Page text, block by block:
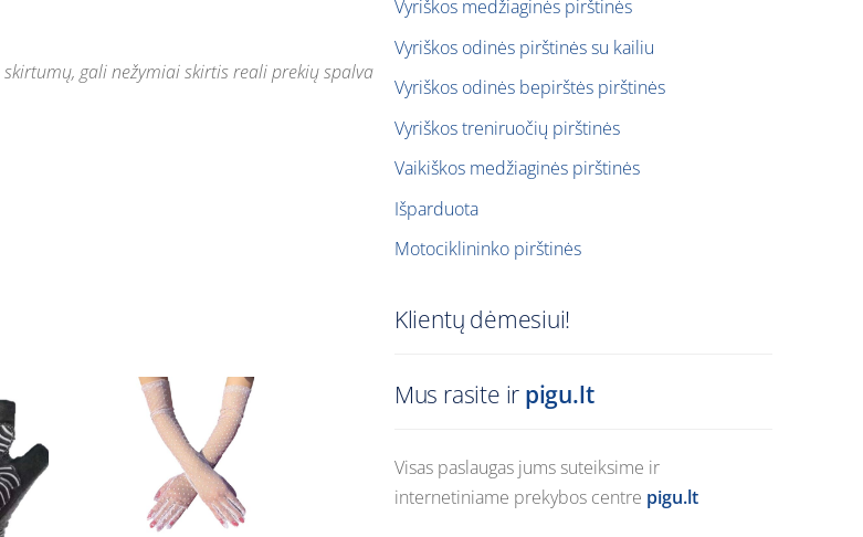
Vyriškos medžiaginės pirštinės
Vyriškos odinės pirštinės su kailiu
Vyriškos odinės bepirštės pirštinės
Vyriškos treniruočių pirštinės
Vaikiškos medžiaginės pirštinės
Išparduota
Motociklininko pirštinės
Klientų dėmesiui!
Mus rasite ir pigu.lt
Visas paslaugas jums suteiksime ir
internetiniame prekybos centre pigu.lt
gali nežymiai skirtis reali prekių spalva